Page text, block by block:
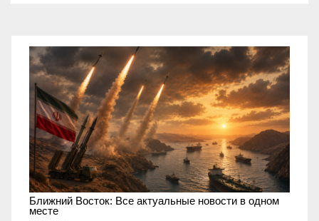
Ближний Восток: Все актуальные новости в одном
месте